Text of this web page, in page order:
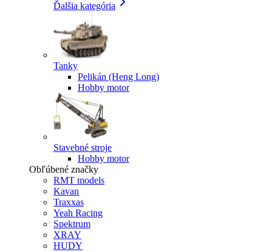
Ďalšia kategória
Tanky
Pelikán (Heng Long)
Hobby motor
Stavebné stroje
Hobby motor
Obľúbené značky
RMT models
Kavan
Traxxas
Yeah Racing
Spektrum
XRAY
HUDY